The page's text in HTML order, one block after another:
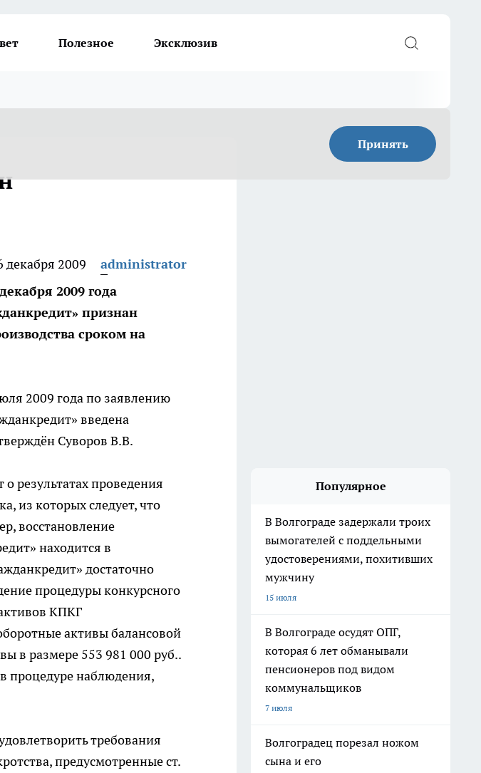
Полезное Эксклюзив
Принять
декабря 2009
administrator
2009 года
признан
сроком на
2009 года по заявлению
введена
Суворов В.В.
результатах проведения
из которых следует, что
восстановление
находится в
достаточно
процедуры конкурсного
КПКГ
активы балансовой
в размере 553 981 000 руб..
процедуре наблюдения,
требования
предусмотренные ст.
Популярное
В Волгограде задержали троих
вымогателей с поддельными
удостоверениями, похитивших
мужчину
15 июля
В Волгограде осудят ОПГ,
которая 6 лет обманывали
пенсионеров под видом
коммунальщиков
7 июля
Волгоградец порезал ножом
сына и его